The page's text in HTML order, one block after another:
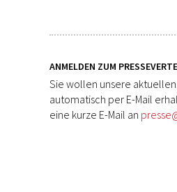
ANMELDEN ZUM
Sie wollen unsere
automatisch per E-Mail
eine kurze E-Mail an